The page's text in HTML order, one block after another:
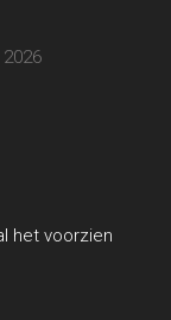
het voorzien